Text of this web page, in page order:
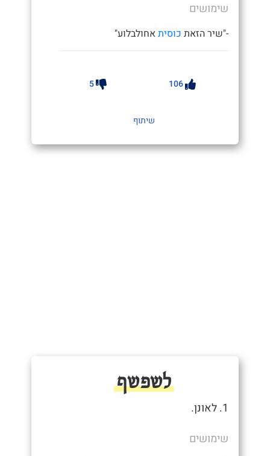
שימושים
-"שיר הזאת כוסיתאחולבלוע"
106
5
שיתוף
לשפשף
1. לאונן.
שימושים